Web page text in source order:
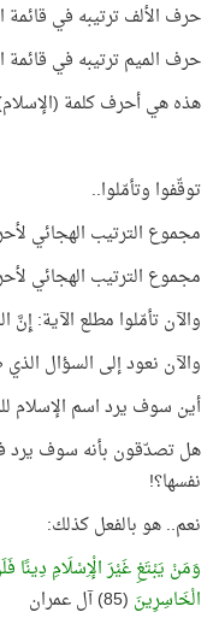
حرف الألف ترتيبه في قائمة
حرف الميم ترتيبه في قائمة
هذه هي أحرف كلمة
توقّفوا وتأمّلوا..
مجموع الترتيب الهجائي
مجموع الترتيب الهجائي
والآن تأمّلوا مطلع الآية: إِنَّ
والآن نعود إلى السؤال
أين سوف يرد اسم الإسلام
هل تصدّقون بأنه سوف يرد
نفسها؟!
نعم.. هو بالفعل كذلك:
وَمَنْ يَبْتَغِ غَيْرَ الْإِسْلَامِ
الْخَاسِرِينَ (85) آل عمران